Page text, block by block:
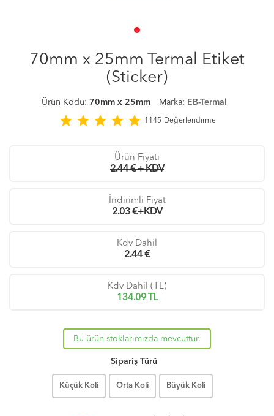
70mm x 25mm Termal Etiket
(Sticker)
Ürün Kodu: 70mm x 25mm Marka: EB-Termal
star star star star star 1145 Değerlendirme
Ürün Fiyatı
2.44 € + KDV
İndirimli Fiyat
2.03€+KDV
Kdv Dahil
2.44€
Kdv Dahil (TL)
134.09 TL
Bu ürün stoklarımızda mevcuttur.
Sipariş Türü
Küçük Koli Orta Koli Büyük Koli